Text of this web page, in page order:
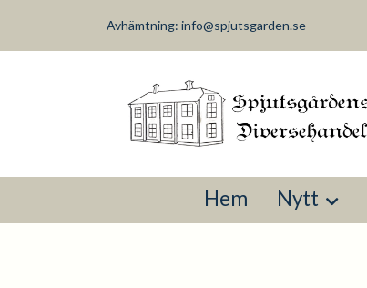
Avhämtning: info@spjutsgarden.se
Hem Nytt